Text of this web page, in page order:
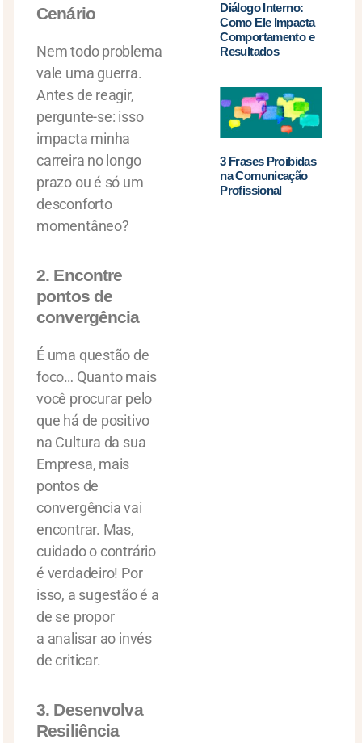
Cenário
Nem todo problema
vale uma guerra.
Antes de reagir,
pergunte-se: isso
impacta minha
carreira no longo
prazo ou é só um
desconforto
momentâneo?
2. Encontre
pontos de
convergência
É uma questão de
foco… Quanto mais
você procurar pelo
que há de positivo
na Cultura da sua
Empresa, mais
pontos de
convergência vai
encontrar. Mas,
cuidado o contrário
é verdadeiro! Por
isso, a sugestão é a
de se propor
a analisar ao invés
de criticar.
3. Desenvolva
Resiliência
Diálogo Interno:
Como Ele Impacta
Comportamento e
Resultados
3 Frases Proibidas
na Comunicação
Profissional